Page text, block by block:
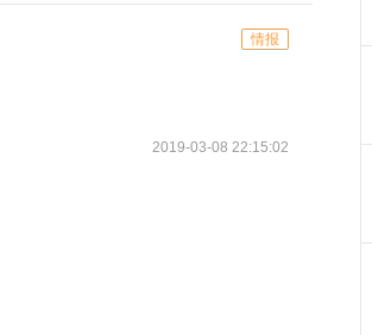
情报
2019-03-08 22:15:02